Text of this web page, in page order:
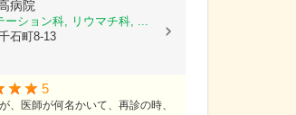
病院
ーション科, リウマチ科, ...
石町8-13
5
、医師が何名かいて、再診の時、